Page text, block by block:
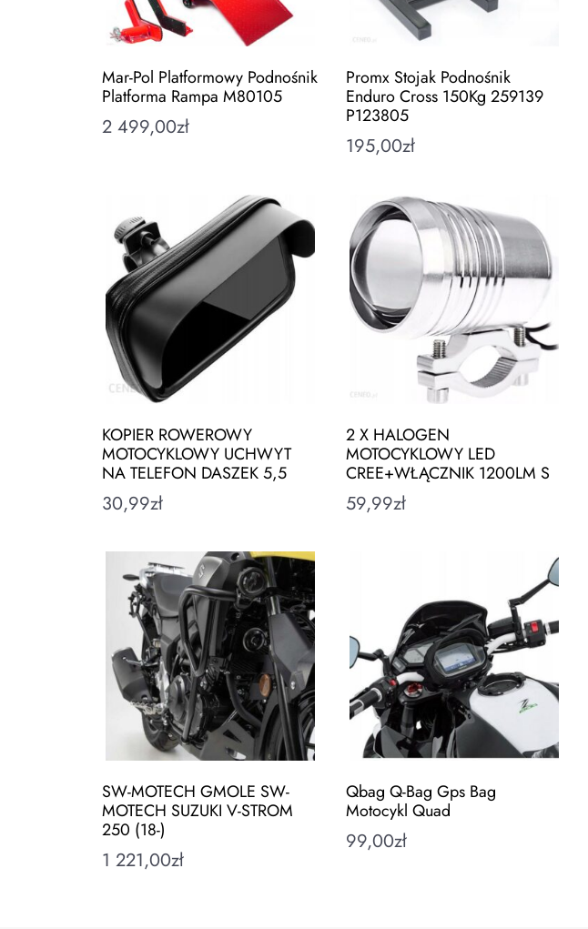
Mar-Pol Platformowy Podnośnik
Platforma Rampa M80105
2 499,00zł
Promx Stojak Podnośnik
Enduro Cross 150Kg 259139
P123805
195,00zł
KOPIER ROWEROWY
MOTOCYKLOWY UCHWYT
NA TELEFON DASZEK 5,5
30,99zł
2 X HALOGEN
MOTOCYKLOWY LED
CREE+WŁĄCZNIK 1200LM S
59,99zł
SW-MOTECH GMOLE SW-
MOTECH SUZUKI V-STROM
250 (18-)
1 221,00zł
Qbag Q-Bag Gps Bag
Motocykl Quad
99,00zł